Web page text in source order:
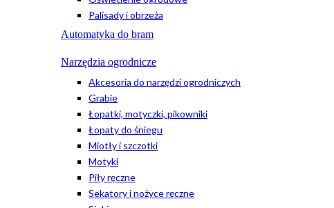
Palisady i obrzeża
Automatyka do bram
Narzędzia ogrodnicze
Akcesoria do narzędzi ogrodniczych
Grabie
Łopatki, motyczki, pikowniki
Łopaty do śniegu
Miotły i szczotki
Motyki
Piły ręczne
Sekatory i nożyce ręczne